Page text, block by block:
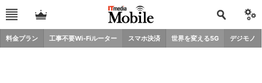
料金プラン 工事不要Wi-Fiルーター スマホ決済 世界を変える5G デジモノ